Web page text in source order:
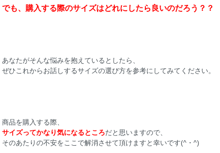
でも、購入する際のサイズはどれにしたら良いのだろう？？
あなたがそんな悩みを抱えているとしたら、
ぜひこれからお話しするサイズの選び方を参考にしてみてください。
商品を購入する際、
サイズってかなり気になるところだと思いますので、
そのあたりの不安をここで解消させて頂けますと幸いです(^・^)